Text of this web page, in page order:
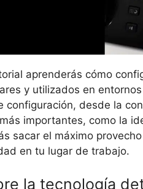
aprenderás cómo
y utilizados en
configuración, desde la
importantes, como la
sacar el máximo
en tu lugar de trabajo.
la tecnología